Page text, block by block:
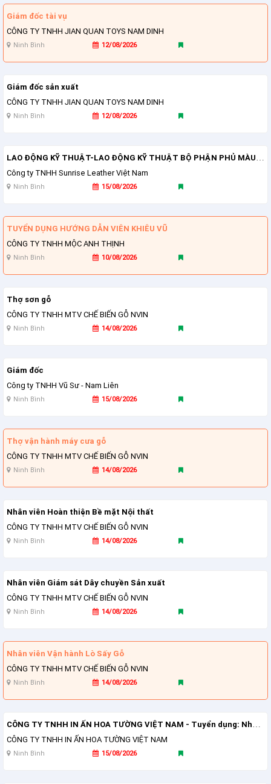
Giám đốc tài vụ
CÔNG TY TNHH JIAN QUAN TOYS NAM DINH
Ninh Bình 12/08/2026
Giám đốc sản xuất
CÔNG TY TNHH JIAN QUAN TOYS NAM DINH
Ninh Bình 12/08/2026
LAO ĐỘNG KỸ THUẬT-LAO ĐỘNG KỸ THUẬT BỘ PHẬN PHỦ MÀU VÀ TRANG TRÍ DA
Công ty TNHH Sunrise Leather Việt Nam
Ninh Bình 15/08/2026
TUYỂN DỤNG HƯỚNG DẪN VIÊN KHIÊU VŨ
CÔNG TY TNHH MỘC ANH THỊNH
Ninh Bình 10/08/2026
Thợ sơn gỗ
CÔNG TY TNHH MTV CHẾ BIẾN GỖ NVIN
Ninh Bình 14/08/2026
Giám đốc
Công ty TNHH Vũ Sư - Nam Liên
Ninh Bình 15/08/2026
Thợ vận hành máy cưa gỗ
CÔNG TY TNHH MTV CHẾ BIẾN GỖ NVIN
Ninh Bình 14/08/2026
Nhân viên Hoàn thiện Bề mặt Nội thất
CÔNG TY TNHH MTV CHẾ BIẾN GỖ NVIN
Ninh Bình 14/08/2026
Nhân viên Giám sát Dây chuyền Sản xuất
CÔNG TY TNHH MTV CHẾ BIẾN GỖ NVIN
Ninh Bình 14/08/2026
Nhân viên Vận hành Lò Sấy Gỗ
CÔNG TY TNHH MTV CHẾ BIẾN GỖ NVIN
Ninh Bình 14/08/2026
CÔNG TY TNHH IN ẤN HOA TƯỜNG VIỆT NAM - Tuyển dụng: Nhân viên kinh doanh
CÔNG TY TNHH IN ẤN HOA TƯỜNG VIỆT NAM
Ninh Bình 15/08/2026